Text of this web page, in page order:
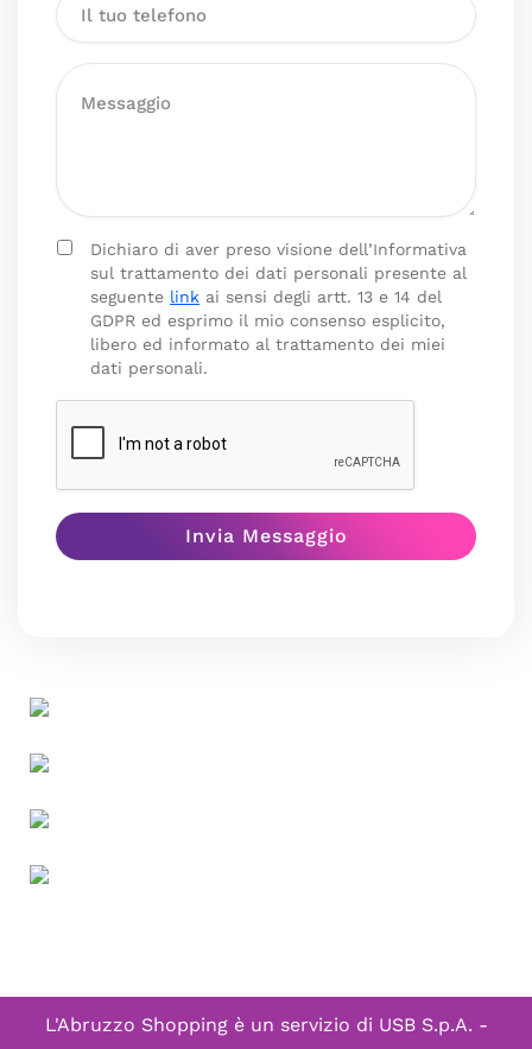
Dichiaro di aver preso visione dell’Informativa
sul trattamento dei dati personali presente al
seguente link ai sensi degli artt. 13 e 14 del
GDPR ed esprimo il mio consenso esplicito,
libero ed informato al trattamento dei miei
dati personali.
L'Abruzzo Shopping è un servizio di USB S.p.A. -